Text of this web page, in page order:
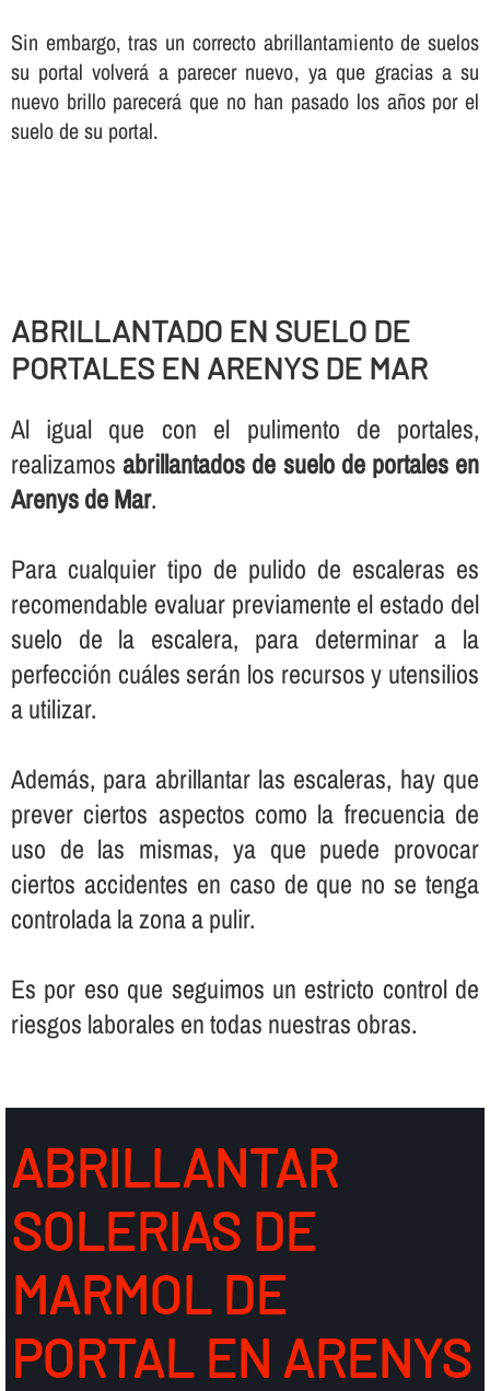
Sin embargo, tras un correcto abrillantamiento de suelos
su portal volverá a parecer nuevo, ya que gracias a su
nuevo brillo parecerá que no han pasado los años por el
suelo de su portal.
ABRILLANTADO EN SUELO DE
PORTALES EN ARENYS DE MAR
Al igual que con el pulimento de portales,
realizamosabrillantados de suelo de portales en
Arenys de Mar.
Para cualquier tipo de pulido de escaleras es
recomendable evaluar previamente el estado del
suelo de la escalera, para determinar a la
perfección cuáles serán los recursos y utensilios
a utilizar.
Además, para abrillantar las escaleras, hay que
prever ciertos aspectos como la frecuencia de
uso de las mismas, ya que puede provocar
ciertos accidentes en caso de que no se tenga
controlada la zona a pulir.
Es por eso que seguimos un estricto control de
riesgos laborales en todas nuestras obras.
ABRILLANTAR
SOLERIAS DE
MARMOL DE
PORTAL EN ARENYS